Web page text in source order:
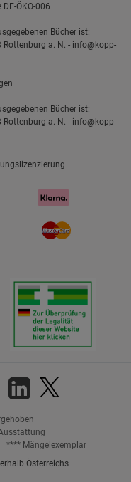
ÖKO-006
Bücher ist:
Rottenburg a. N. - info@kopp-
Bücher ist:
Rottenburg a. N. - info@kopp-
**** Mängelexemplar
Österreichs